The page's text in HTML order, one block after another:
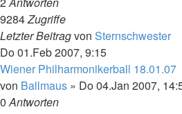
9284Zugriffe
Letzter Beitragvon Sternschwester
Do 01.Feb 2007, 9:15
Wiener Philharmonikerball 18.01.07
von Ballmaus » Do 04.Jan 2007,
0Antworten